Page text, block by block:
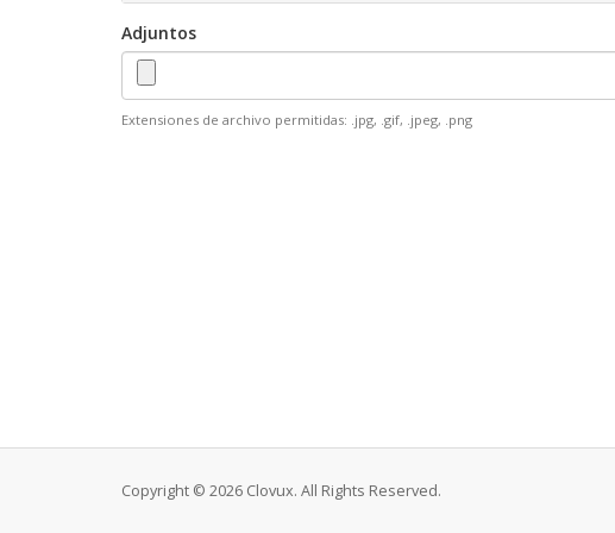
Adjuntos
Extensiones de archivo permitidas: .jpg, .gif, .jpeg, .png
Copyright © 2026 Clovux. All Rights Reserved.